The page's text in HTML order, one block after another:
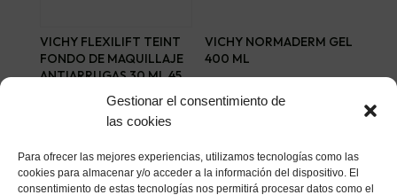
Gestionar el consentimiento de
las cookies
Para ofrecer las mejores experiencias, utilizamos tecnologías como las
cookies para almacenar y/o acceder a la información del dispositivo. El
consentimiento de estas tecnologías nos permitirá procesar datos como el
VICHY FLEXILIFT TEINT
FONDO DE MAQUILLAJE
ANTIARRUGAS 30 ML 45
Añadir al carrito
VICHY NORMADERM GEL
400 ML